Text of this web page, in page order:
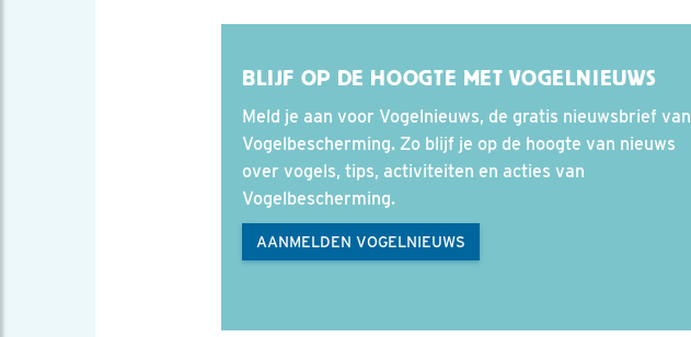
BLIJF OP DE HOOGTE MET VOGELNIEUWS
Meld je aan voor Vogelnieuws, de gratis nieuwsbrief van
Vogelbescherming. Zo blijf je op de hoogte van nieuws
over vogels, tips, activiteiten en acties van
Vogelbescherming.
AANMELDEN VOGELNIEUWS